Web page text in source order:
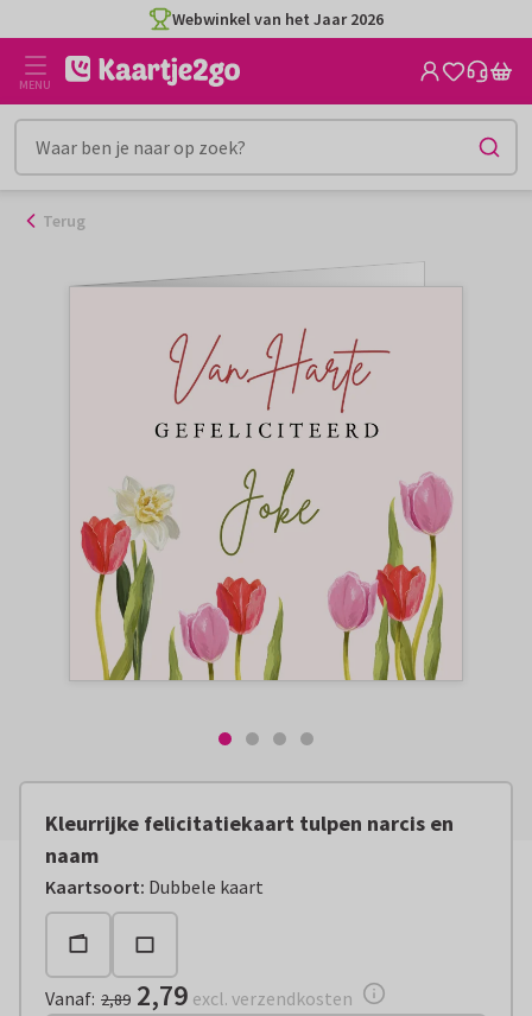
naar
inhoud
Webwinkel van het Jaar 2026
MENU
Terug
Kleurrijke felicitatiekaart tulpen narcis en
naam
Kaartsoort: Dubbele kaart
Vanaf:€ 2,79 excl. verzendkosten
Vanaf: 2,89 2,79 excl. verzendkosten